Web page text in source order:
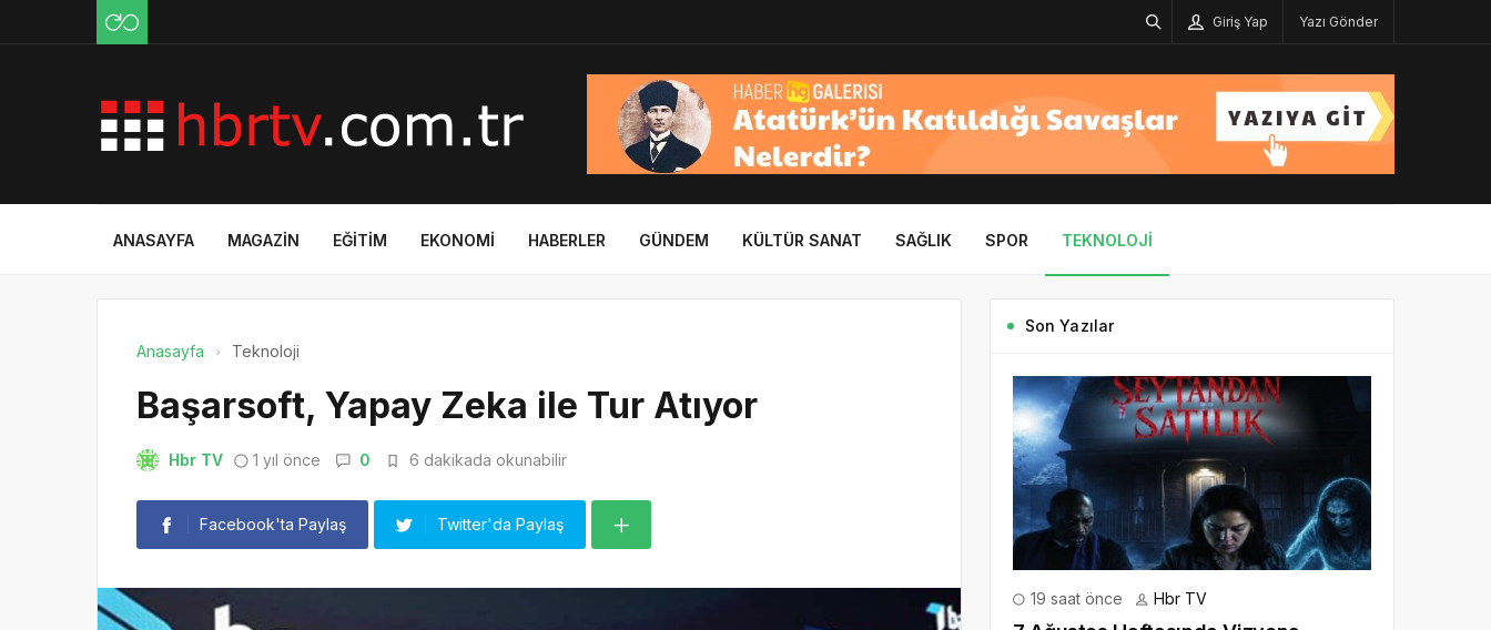
Giriş Yap Yazı Gönder
ANASAYFA MAGAZIN EĞITIM EKONOMI HABERLER GÜNDEM KÜLTÜR SANAT SAĞLIK SPOR TEKNOLOJI
Anasayfa Teknoloji
Başarsoft, Yapay Zeka ile Tur Atıyor
Hbr TV 1 yıl önce 0 6 dakikada okunabilir
Facebook'ta Paylaş Twitter'da Paylaş
Son Yazılar
19 saat önce Hbr TV